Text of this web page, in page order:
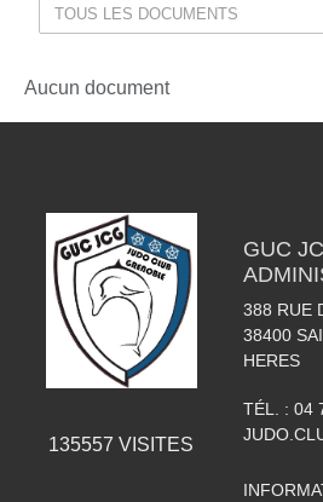
Aucun document
135557 VISITES
GUC
388 RUE
38400
HERES
TÉL. : 04